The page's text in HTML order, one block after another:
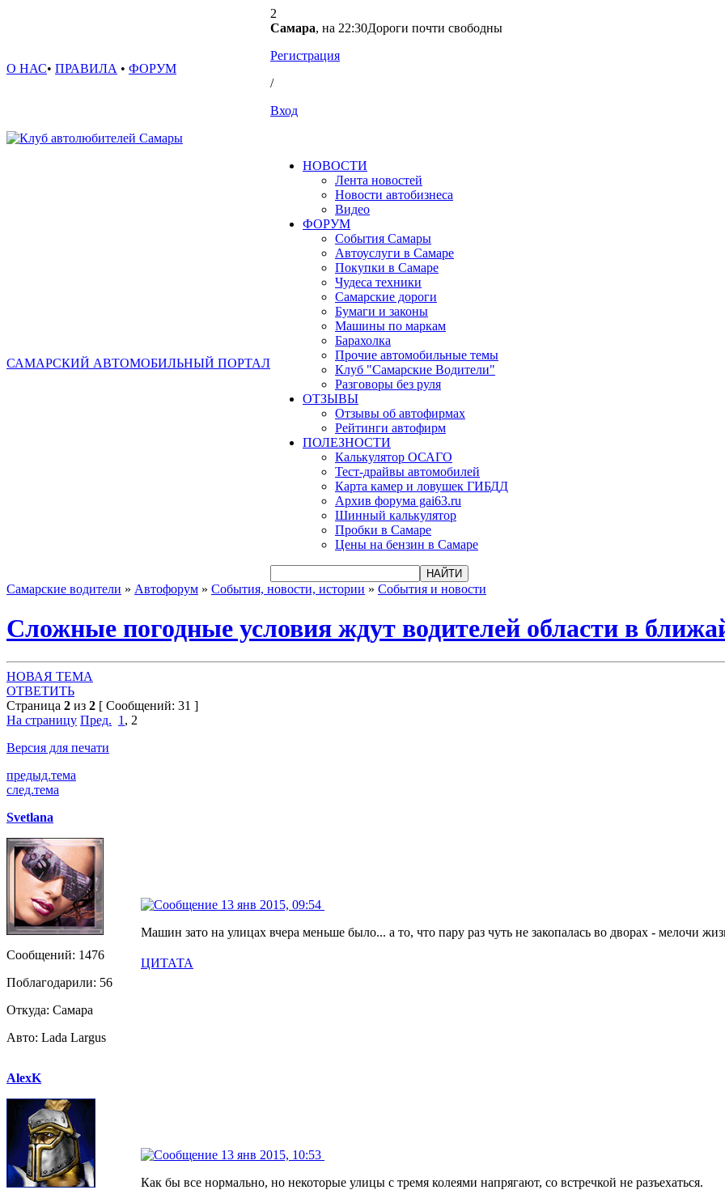
О НАС• ПРАВИЛА • ФОРУМ
2
Самара, на 22:30Дороги почти свободны
Регистрация
/
Вход
САМАРСКИЙ АВТОМОБИЛЬНЫЙ ПОРТАЛ
НОВОСТИ
Лента новостей
Новости автобизнеса
Видео
ФОРУМ
События Самары
Автоуслуги в Самаре
Покупки в Самаре
Чудеса техники
Самарские дороги
Бумаги и законы
Машины по маркам
Барахолка
Прочие автомобильные темы
Клуб "Самарские Водители"
Разговоры без руля
ОТЗЫВЫ
Отзывы об автофирмах
Рейтинги автофирм
ПОЛЕЗНОСТИ
Калькулятор ОСАГО
Тест-драйвы автомобилей
Карта камер и ловушек ГИБДД
Архив форума gai63.ru
Шинный калькулятор
Пробки в Самаре
Цены на бензин в Самаре
Самарские водители » Автофорум » События, новости, истории » События и новости
Сложные погодные условия ждут водителей области в
НОВАЯ ТЕМА
ОТВЕТИТЬ
Страница 2 из 2 [ Сообщений: 31 ]
На страницу Пред. 1 , 2
Версия для печати
предыд.тема
след.тема
Svetlana
Сообщений: 1476
Поблагодарили: 56
Откуда: Самара
Авто: Lada Largus
13 янв 2015, 09:54
Машин зато на улицах вчера меньше было... а то, что пару раз чуть не закопалась во дворах - мелочи
ЦИТАТА
AlexK
13 янв 2015, 10:53
Как бы все нормально, но некоторые улицы с тремя колеями напрягают, со встречкой не разъехаться.